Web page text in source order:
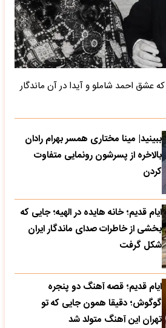
عشق احمد شاملو و آیدا در آن ماندگار
ببینید| مینا مختاری همسر بهرام رادان
بالاخره از پسرشون رونمایی متفاوت
کردن
ایام قدیم؛ خانه هایده در الهیه؛ جایی که
بخشی از خاطرات صدای ماندگار ایران
شکل گرفت
ایام قدیم؛ قصه آهنگ دو پنجره
گوگوش؛ دقیقا همون جایی که تو
تهران این آهنگ متولد شد